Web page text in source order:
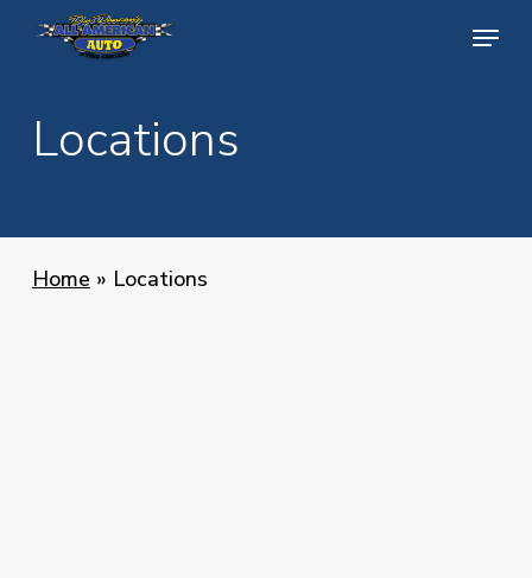
Skip
content
Menu
Locations
Home » Locations